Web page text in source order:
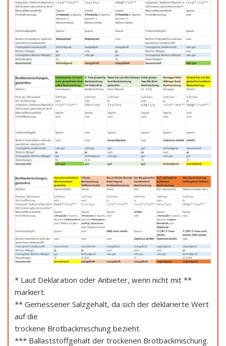
* Laut Deklaration oder Anbieter, wenn nicht mit **
markiert.
** Gemessener Salzgehalt, da sich der deklarierte Wert
auf die
trockene Brotbackmischung bezieht.
*** Ballaststoffgehalt der trockenen Brotbackmischung.